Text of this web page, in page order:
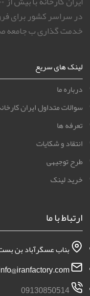
در سراسر کشور برای
خدمت گذاری ب جامعه
لینک های سریع
درباره ما
سوالات متداول ایران
تعرفه ها
انتقاد و شکایات
طرح توجیهی
خرید لینک
ارتباط با ما
بناب عسگرآباد بن بست
09130850514